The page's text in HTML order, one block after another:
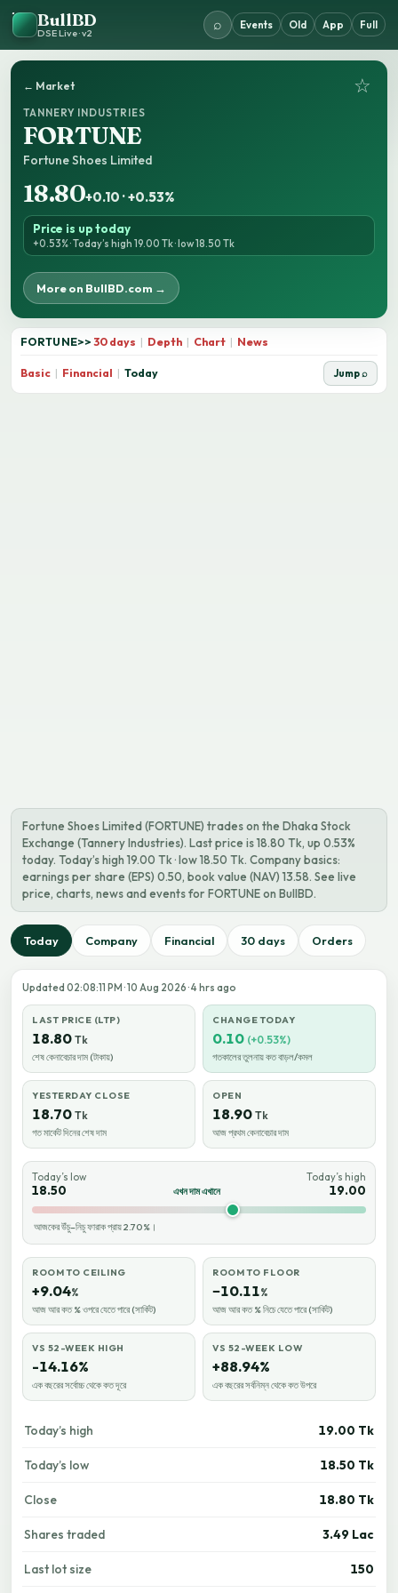
BullBD
DSE Live · v2
⌕ Events Old App Full
← Market ☆
TANNERY INDUSTRIES
FORTUNE
Fortune Shoes Limited
18.80+0.10 · +0.53%
Price is up today
+0.53% · Today’s high 19.00 Tk · low 18.50 Tk
More on BullBD.com →
FORTUNE>> 30 days | Depth | Chart | News
Basic | Financial | Today Jump ⌕
Fortune Shoes Limited (FORTUNE) trades on the Dhaka Stock
Exchange (Tannery Industries). Last price is 18.80 Tk, up 0.53%
today. Today’s high 19.00 Tk · low 18.50 Tk. Company basics:
earnings per share (EPS) 0.50, book value (NAV) 13.58. See live
price, charts, news and events for FORTUNE on BullBD.
Today Company Financial 30 days Orders
Updated 02:08:11 PM · 10 Aug 2026 · 4 hrs ago
LAST PRICE (LTP)
18.80 Tk
শেষ কেনাবেচার দাম (টাকায়)
CHANGE TODAY
0.10 (+0.53%)
গতকালের তুলনায় কত বাড়ল/কমল
YESTERDAY CLOSE
18.70 Tk
গত মার্কেট দিনের শেষ দাম
OPEN
18.90 Tk
আজ প্রথম কেনাবেচার দাম
Today’s low
18.50 এখন দাম এখানে
Today’s high
19.00
আজকের উঁচু–নিচু ফারাক প্রায় 2.70%।
ROOM TO CEILING
+9.04%
আজ আর কত % ওপরে যেতে পারে (সার্কিট)
ROOM TO FLOOR
−10.11%
আজ আর কত % নিচে যেতে পারে (সার্কিট)
VS 52-WEEK HIGH
-14.16%
এক বছরের সর্বোচ্চ থেকে কত দূরে
VS 52-WEEK LOW
+88.94%
এক বছরের সর্বনিম্ন থেকে কত উপরে
Today’s high 19.00 Tk
Today’s low 18.50 Tk
Close 18.80 Tk
Shares traded 3.49 Lac
Last lot size 150